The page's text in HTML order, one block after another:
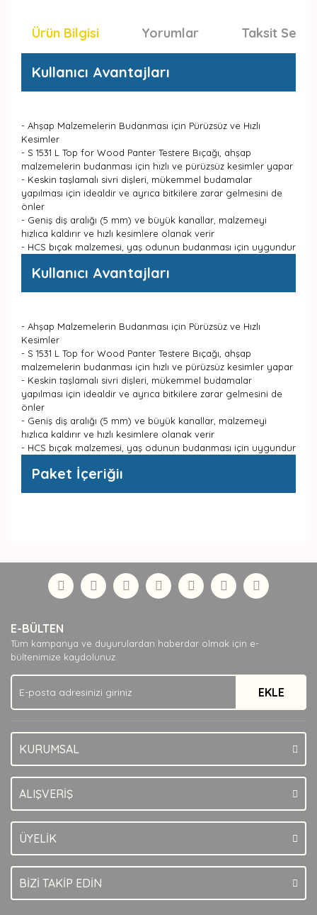
Ürün Bilgisi Yorumlar Taksit
Kullanıcı Avantajları
- Ahşap Malzemelerin Budanması için Pürüzsüz ve Hızlı
Kesimler
- S 1531 L Top for Wood Panter Testere Bıçağı, ahşap
malzemelerin budanması için hızlı ve pürüzsüz kesimler yapar
- Keskin taşlamalı sivri dişleri, mükemmel budamalar
yapılması için idealdir ve ayrıca bitkilere zarar gelmesini de
önler
- Geniş diş aralığı (5 mm) ve büyük kanallar, malzemeyi
hızlıca kaldırır ve hızlı kesimlere olanak verir
- HCS bıçak malzemesi, yaş odunun budanması için uygundur
Kullanıcı Avantajları
- Ahşap Malzemelerin Budanması için Pürüzsüz ve Hızlı
Kesimler
- S 1531 L Top for Wood Panter Testere Bıçağı, ahşap
malzemelerin budanması için hızlı ve pürüzsüz kesimler yapar
- Keskin taşlamalı sivri dişleri, mükemmel budamalar
yapılması için idealdir ve ayrıca bitkilere zarar gelmesini de
önler
- Geniş diş aralığı (5 mm) ve büyük kanallar, malzemeyi
hızlıca kaldırır ve hızlı kesimlere olanak verir
- HCS bıçak malzemesi, yaş odunun budanması için uygundur
Paket İçeriğiı
Yorum Yaz
formunu kullanarak tarafımıza iletebilirsiniz.
Görüş ve önerileriniz için teşekkür ederiz.
Ürün açıklamasında eksik bilgiler bulunuyor.
Ürün bilgilerinde hatalar bulunuyor.
Ürün fiyatı diğer sitelerden daha pahalı.
Bu ürüne benzer farklı alternatifler olmalı.
E-BÜLTEN
Tüm kampanya ve duyurulardan haberdar olmak için e-
bültenimize kaydolunuz.
EKLE
KURUMSAL
ALIŞVERİŞ
ÜYELİK
BİZİ TAKİP EDİN